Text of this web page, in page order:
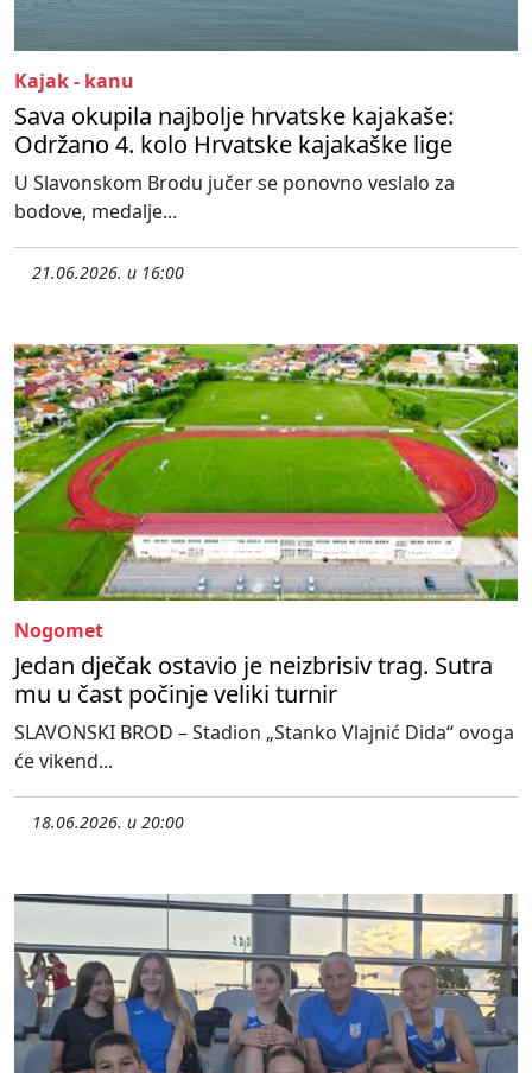
Kajak - kanu
Sava okupila najbolje hrvatske kajakaše:
Održano 4. kolo Hrvatske kajakaške lige
U Slavonskom Brodu jučer se ponovno veslalo za
bodove, medalje...
21.06.2026. u 16:00
Nogomet
Jedan dječak ostavio je neizbrisiv trag. Sutra
mu u čast počinje veliki turnir
SLAVONSKI BROD – Stadion „Stanko Vlajnić Dida“ ovoga
će vikend...
18.06.2026. u 20:00